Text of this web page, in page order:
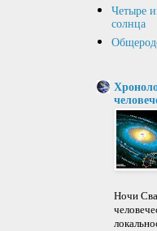
Четыре
солнца
Ночи